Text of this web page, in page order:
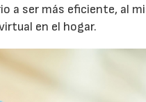
a ser más eficiente, al
en el hogar.